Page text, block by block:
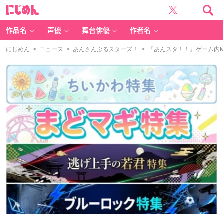
作品名 声優 舞台俳優 作者名
にじめん > ニュース > あんさんぶるスターズ！ > 『あんスタ！！』ゲーム内